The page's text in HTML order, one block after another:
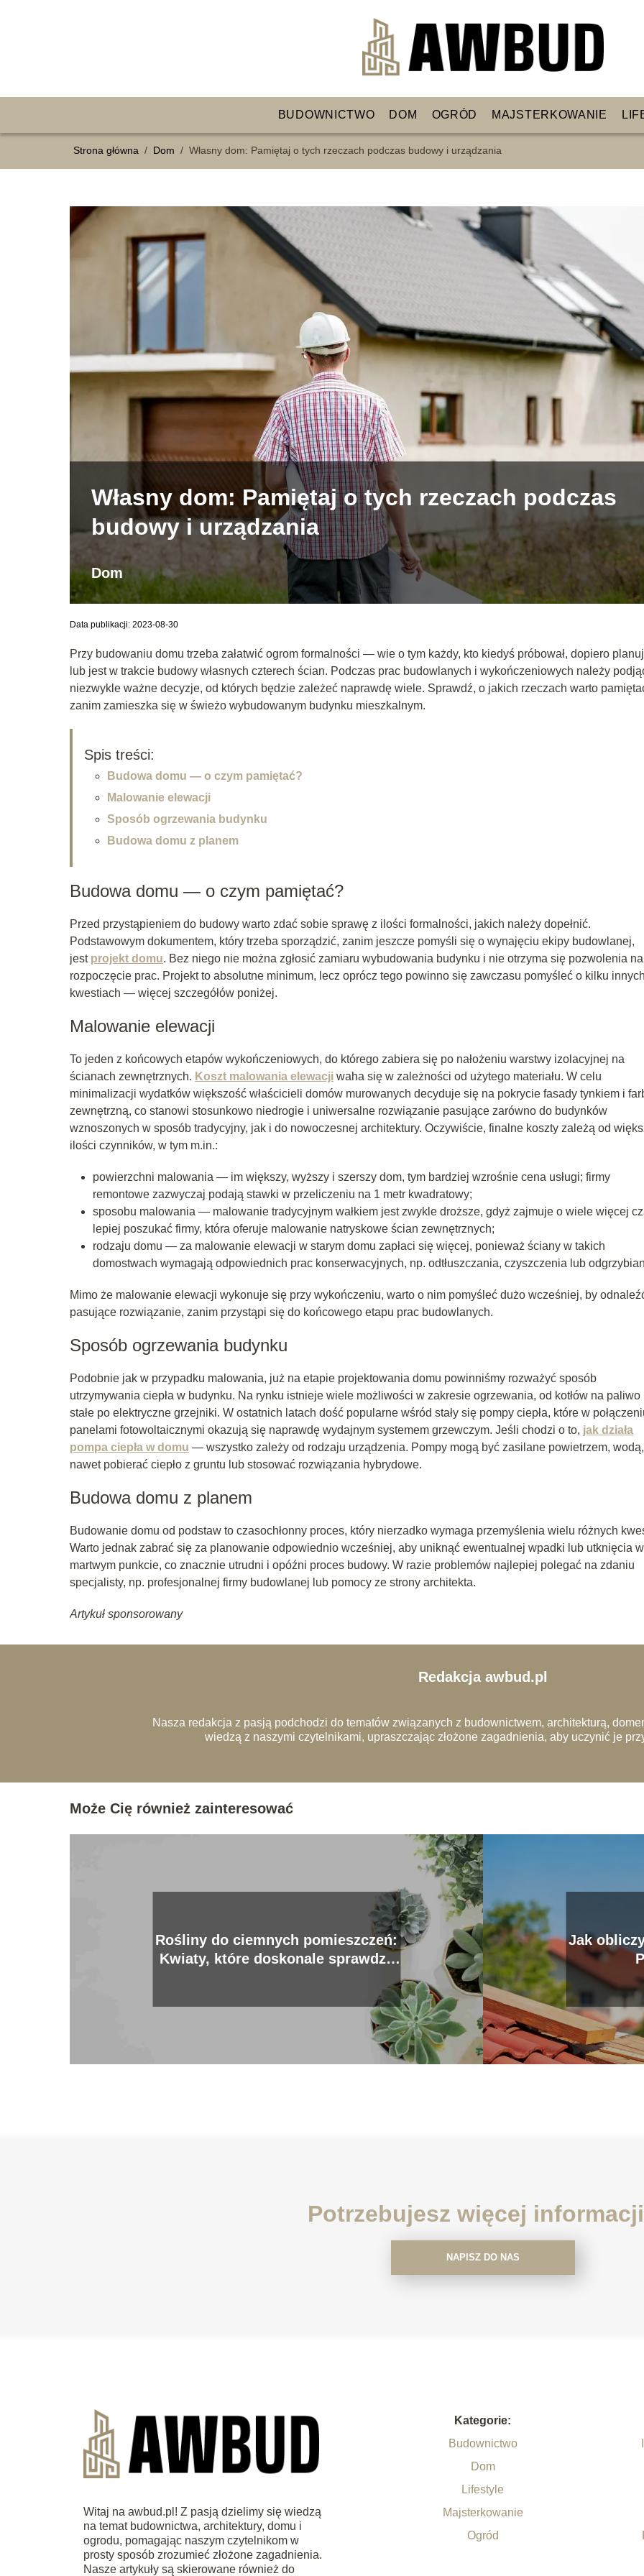
BUDOWNICTWO DOM OGRÓD MAJSTERKOWANIE
Strona główna / Dom / Własny dom: Pamiętaj o tych rzeczach podczas budowy i urządzania
Własny dom: Pamiętaj o tych rzeczach podczas
budowy i urządzania
Dom
Data publikacji: 2023-08-30
Przy budowaniu domu trzeba załatwić ogrom formalności — wie o tym każdy, kto kiedyś próbował, dopiero
lub jest w trakcie budowy własnych czterech ścian. Podczas prac budowlanych i wykończeniowych należy
niezwykle ważne decyzje, od których będzie zależeć naprawdę wiele. Sprawdź, o jakich rzeczach warto
zanim zamieszka się w świeżo wybudowanym budynku mieszkalnym.
Spis treści:
Budowa domu — o czym pamiętać?
Malowanie elewacji
Sposób ogrzewania budynku
Budowa domu z planem
Budowa domu — o czym pamiętać?
Przed przystąpieniem do budowy warto zdać sobie sprawę z ilości formalności, jakich należy dopełnić.
Podstawowym dokumentem, który trzeba sporządzić, zanim jeszcze pomyśli się o wynajęciu ekipy budowlanej,
jest projekt domu. Bez niego nie można zgłosić zamiaru wybudowania budynku i nie otrzyma się pozwolenia na
rozpoczęcie prac. Projekt to absolutne minimum, lecz oprócz tego powinno się zawczasu pomyśleć o kilku innych
kwestiach — więcej szczegółów poniżej.
Malowanie elewacji
To jeden z końcowych etapów wykończeniowych, do którego zabiera się po nałożeniu warstwy izolacyjnej na
ścianach zewnętrznych. Koszt malowania elewacji waha się w zależności od użytego materiału. W celu
minimalizacji wydatków większość właścicieli domów murowanych decyduje się na pokrycie fasady tynkiem i
zewnętrzną, co stanowi stosunkowo niedrogie i uniwersalne rozwiązanie pasujące zarówno do budynków
wznoszonych w sposób tradycyjny, jak i do nowoczesnej architektury. Oczywiście, finalne koszty zależą od
ilości czynników, w tym m.in.:
powierzchni malowania — im większy, wyższy i szerszy dom, tym bardziej wzrośnie cena usługi; firmy
remontowe zazwyczaj podają stawki w przeliczeniu na 1 metr kwadratowy;
sposobu malowania — malowanie tradycyjnym wałkiem jest zwykle droższe, gdyż zajmuje o wiele więcej
lepiej poszukać firmy, która oferuje malowanie natryskowe ścian zewnętrznych;
rodzaju domu — za malowanie elewacji w starym domu zapłaci się więcej, ponieważ ściany w takich
domostwach wymagają odpowiednich prac konserwacyjnych, np. odtłuszczania, czyszczenia lub
Mimo że malowanie elewacji wykonuje się przy wykończeniu, warto o nim pomyśleć dużo wcześniej, by
pasujące rozwiązanie, zanim przystąpi się do końcowego etapu prac budowlanych.
Sposób ogrzewania budynku
Podobnie jak w przypadku malowania, już na etapie projektowania domu powinniśmy rozważyć sposób
utrzymywania ciepła w budynku. Na rynku istnieje wiele możliwości w zakresie ogrzewania, od kotłów na paliwo
stałe po elektryczne grzejniki. W ostatnich latach dość popularne wśród stały się pompy ciepła, które w
panelami fotowoltaicznymi okazują się naprawdę wydajnym systemem grzewczym. Jeśli chodzi o to, jak działa
pompa ciepła w domu — wszystko zależy od rodzaju urządzenia. Pompy mogą być zasilane powietrzem,
nawet pobierać ciepło z gruntu lub stosować rozwiązania hybrydowe.
Budowa domu z planem
Budowanie domu od podstaw to czasochłonny proces, który nierzadko wymaga przemyślenia wielu różnych
Warto jednak zabrać się za planowanie odpowiednio wcześniej, aby uniknąć ewentualnej wpadki lub utknięcia w
martwym punkcie, co znacznie utrudni i opóźni proces budowy. W razie problemów najlepiej polegać na zdaniu
specjalisty, np. profesjonalnej firmy budowlanej lub pomocy ze strony architekta.
Artykuł sponsorowany
Redakcja awbud.pl
Nasza redakcja z pasją podchodzi do tematów związanych z budownictwem, architekturą,
wiedzą z naszymi czytelnikami, upraszczając złożone zagadnienia, aby uczynić je
Może Cię również zainteresować
Rośliny do ciemnych pomieszczeń:
Kwiaty, które doskonale sprawdzą
Jak
Potrzebujesz więcej
NAPISZ DO NAS
Witaj na awbud.pl! Z pasją dzielimy się wiedzą
na temat budownictwa, architektury, domu i
ogrodu, pomagając naszym czytelnikom w
prosty sposób zrozumieć złożone zagadnienia.
Nasze artykuły są skierowane również do
Kategorie:
Budownictwo
Dom
Lifestyle
Majsterkowanie
Ogród